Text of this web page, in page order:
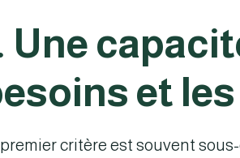
Une
et
premier critère est souvent